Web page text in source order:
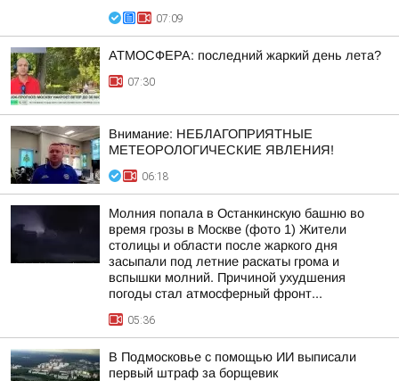
07:09
АТМОСФЕРА: последний жаркий день лета?
07:30
Внимание: НЕБЛАГОПРИЯТНЫЕ
МЕТЕОРОЛОГИЧЕСКИЕ ЯВЛЕНИЯ!
06:18
Молния попала в Останкинскую башню во
время грозы в Москве (фото 1) Жители
столицы и области после жаркого дня
засыпали под летние раскаты грома и
вспышки молний. Причиной ухудшения
погоды стал атмосферный фронт...
05:36
В Подмосковье с помощью ИИ выписали
первый штраф за борщевик